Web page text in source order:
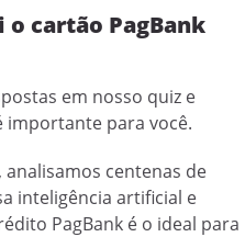
o cartão PagBank
em nosso quiz e
importante para você.
centenas de
inteligência artificial e
PagBank é o ideal para